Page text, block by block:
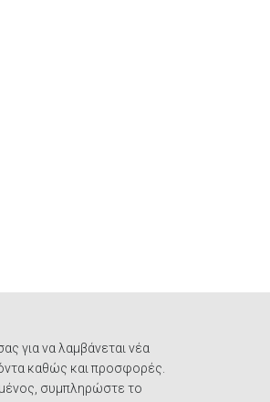
για να λαμβάνεται νέα
καθώς και προσφορές.
συμπληρώστε το